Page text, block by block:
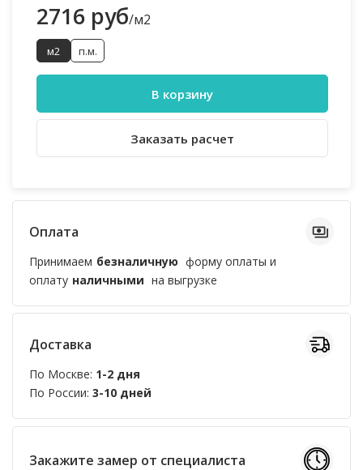
2716 руб/м2
м2 п.м.
В корзину
Заказать расчет
Оплата
Принимаем безналичную форму оплаты и
оплату наличными на выгрузке
Доставка
По Москве: 1-2 дня
По России: 3-10 дней
Закажите замер от специалиста